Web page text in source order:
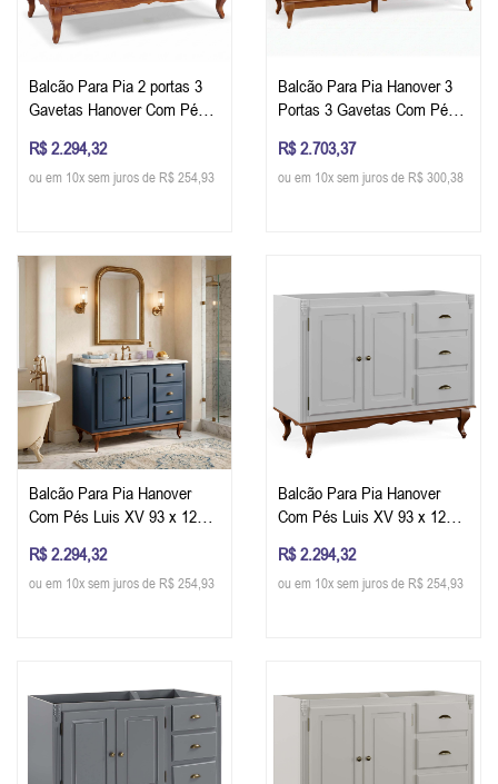
Balcão Para Pia 2 portas 3
Gavetas Hanover Com Pés
x L x P) - Cor Imbuia Glazer
R$ 2.294,32
ou em 10x sem juros de R$ 254,93
Balcão Para Pia Hanover 3
Portas 3 Gavetas Com Pés
x L x P) - Cor Imbuia Glazer
R$ 2.703,37
ou em 10x sem juros de R$ 300,38
Balcão Para Pia Hanover
Com Pés Luis XV 93 x 120 x
Petróleo - Imbuia Glazer
R$ 2.294,32
ou em 10x sem juros de R$ 254,93
Balcão Para Pia Hanover
Com Pés Luis XV 93 x 120 x
Branco - Imbuia Glazer
R$ 2.294,32
ou em 10x sem juros de R$ 254,93